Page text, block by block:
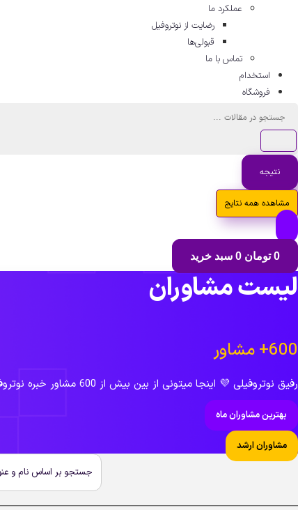
عملکرد ما
رضایت از نوتروفیل
قبولی‌ها
تماس با ما
استخدام
فروشگاه
جستجو
نتیجه
مشاهده همه نتایج
0 تومان 0 سبد خرید
لیست مشاوران
600+ مشاور
رفیق نوتروفیلی 💜 اینجا میتونی از بین بیش از 600 مشاور خبره نوتروفیلی برای خودت بهترین مشاور، دوست و همراه سال کنکورت رو انتخاب کنی تا این مسیر رو به درست ترین شیوه ممکن طی کنی. 😍
بهترین مشاوران ماه
مشاوران ارشد